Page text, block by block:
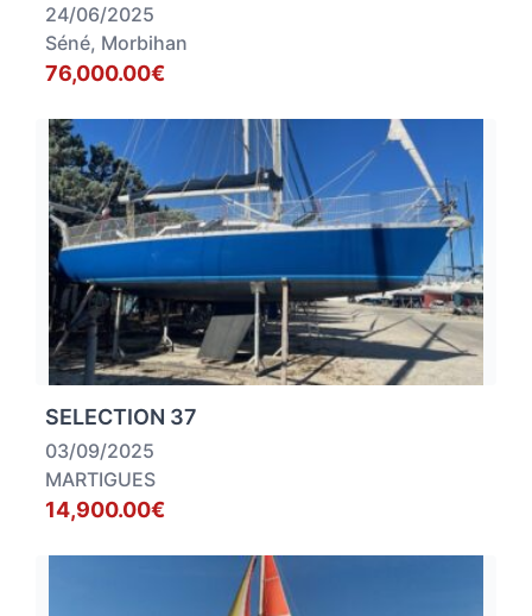
24/06/2025
Séné, Morbihan
76,000.00€
SELECTION 37
03/09/2025
MARTIGUES
14,900.00€